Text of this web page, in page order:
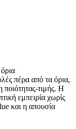
πέρα από τα όρια,
ποιότητας-τιμής. Η
εμπειρία χωρίς
και η απουσία